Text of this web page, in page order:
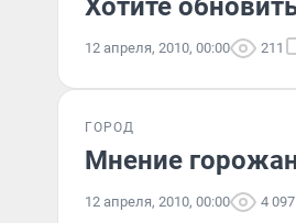
Хотите
12 апреля, 2010, 00:00 211
ГОРОД
Мнение
12 апреля, 2010, 00:00 4 097